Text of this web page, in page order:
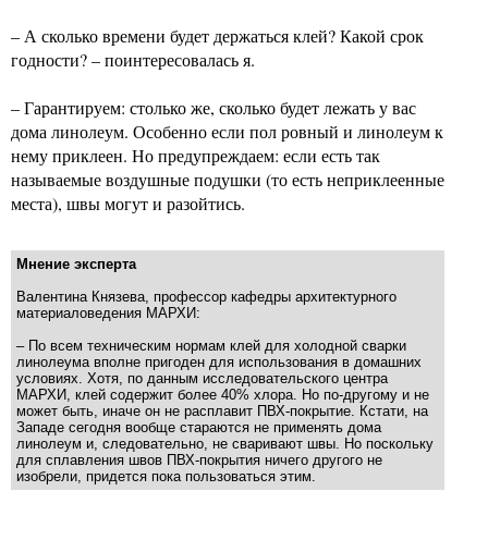
– А сколько времени будет держаться клей? Какой срок
годности? – поинтересовалась я.
– Гарантируем: столько же, сколько будет лежать у вас
дома линолеум. Особенно если пол ровный и линолеум к
нему приклеен. Но предупреждаем: если есть так
называемые воздушные подушки (то есть неприклеенные
места), швы могут и разойтись.
Мнение эксперта
Валентина Князева, профессор кафедры архитектурного
материаловедения МАРХИ:
– По всем техническим нормам клей для холодной сварки
линолеума вполне пригоден для использования в домашних
условиях. Хотя, по данным исследовательского центра
МАРХИ, клей содержит более 40% хлора. Но по-другому и не
может быть, иначе он не расплавит ПВХ-покрытие. Кстати, на
Западе сегодня вообще стараются не применять дома
линолеум и, следовательно, не сваривают швы. Но поскольку
для сплавления швов ПВХ-покрытия ничего другого не
изобрели, придется пока пользоваться этим.